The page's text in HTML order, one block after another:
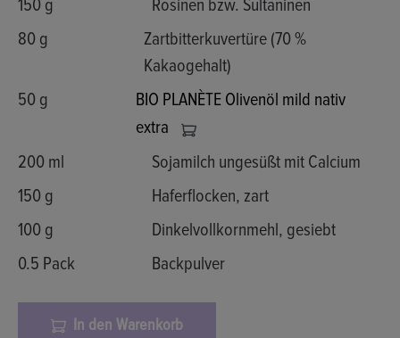
150 g
Rosinen bzw. Sultaninen
80 g
Zartbitterkuvertüre (70 %
Kakaogehalt)
50 g
BIO PLANÈTE Olivenöl mild nativ
extra
200 ml
Sojamilch ungesüßt mit Calcium
150 g
Haferflocken, zart
100 g
Dinkelvollkornmehl, gesiebt
0.5 Pack
Backpulver
In den Warenkorb